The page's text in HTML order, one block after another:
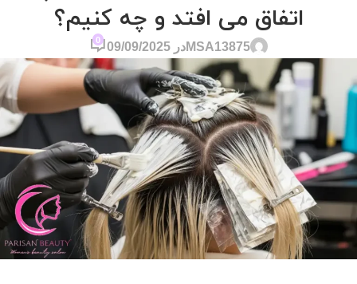
اتفاق می افتد و چه کنیم؟
MSA13875در 09/09/2025
0